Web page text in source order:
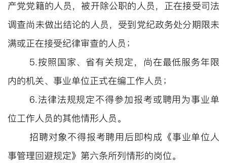
产党党籍的人员，被开除公职的人员，正在接受司法
调查尚未做出结论的人员，受到党纪政务处分期限未
满或正在接受纪律审查的人员；
5.按照国家、省有关规定，尚在最低服务年限
内的机关、事业单位正式在编工作人员；
6.法律法规规定不得参加报考或聘用为事业单
位工作人员的其他情形人员。
招聘对象不得报考聘用后即构成《事业单位人
事管理回避规定》第六条所列情形的岗位。